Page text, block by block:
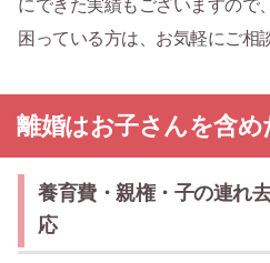
にできた実績もございますので
困っている方は、お気軽にご相
離婚はお子さんを含め
養育費・親権・子の連れ
応